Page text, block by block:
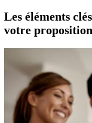
Les éléments
votre